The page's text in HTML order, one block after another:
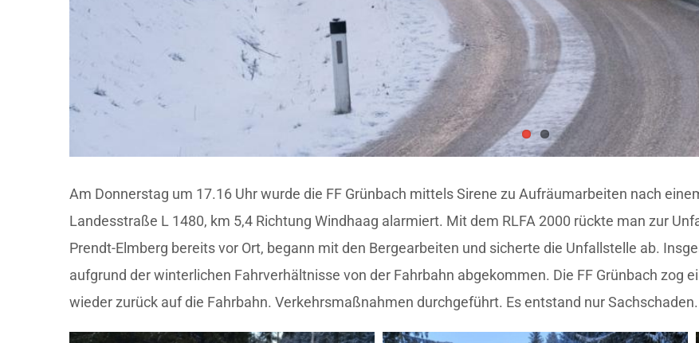
Am Donnerstag um 17.16 Uhr wurde die FF Grünbach mittels Sirene zu Aufräumarbeiten nach
Landesstraße L 1480, km 5,4 Richtung Windhaag alarmiert. Mit dem RLFA 2000 rückte man zur
Prendt-Elmberg bereits vor Ort, begann mit den Bergearbeiten und sicherte die Unfallstelle ab.
aufgrund der winterlichen Fahrverhältnisse von der Fahrbahn abgekommen. Die FF Grünbach zog
wieder zurück auf die Fahrbahn. Verkehrsmaßnahmen durchgeführt. Es entstand nur